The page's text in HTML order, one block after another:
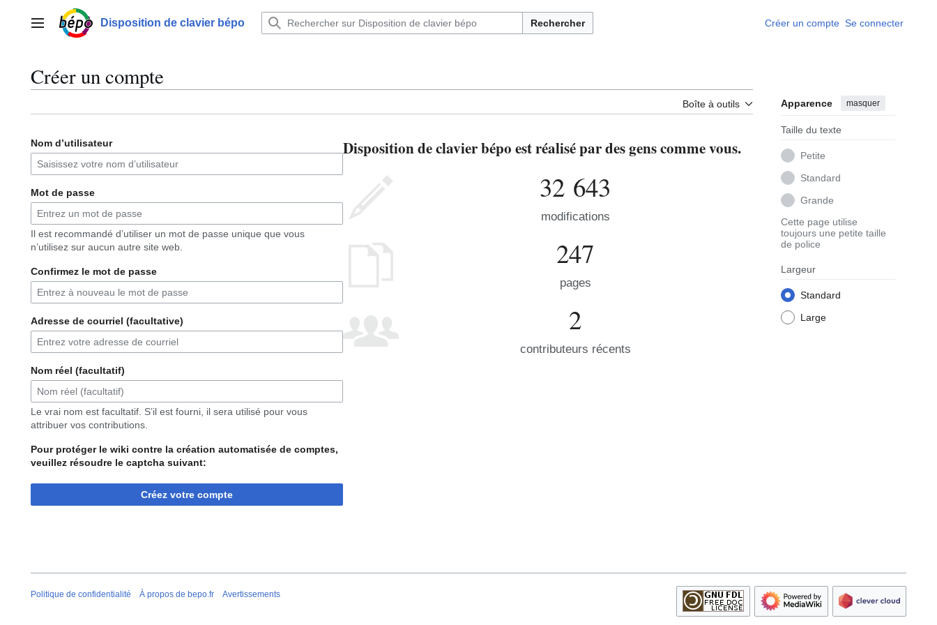
contenuMenu principalDisposition de clavier bépo Rechercher Créer un compte Se connecter
Créer un compte
Boîte à outils Apparence masquer
Taille du texte
Petite
Standard
Grande
Cette page utilise
toujours une petite taille
de police
Largeur
Standard
Large
Nom d’utilisateur
Mot de passe
Il est recommandé d’utiliser un mot de passe unique que vous
n’utilisez sur aucun autre site web.
Confirmez le mot de passe
Adresse de courriel (facultative)
Nom réel (facultatif)
Le vrai nom est facultatif. S’il est fourni, il sera utilisé pour vous
attribuer vos contributions.
Pour protéger le wiki contre la création automatisée de comptes,
veuillez résoudre le captcha suivant:
Créez votre compte
Disposition de clavier bépo est réalisé par des gens comme vous.
32 643
modifications
247
pages
2
contributeurs récents
Politique de confidentialité À propos de bepo.fr Avertissements